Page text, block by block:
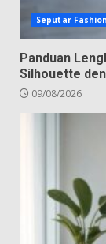
Seputar Fashion
Panduan
Silhouette
09/08/2026